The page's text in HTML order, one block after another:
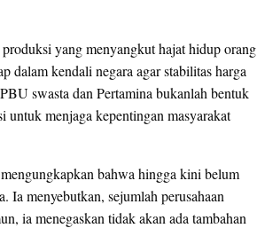
yang menyangkut hajat hidup orang
dalam kendali negara agar stabilitas harga
swasta dan Pertamina bukanlah bentuk
untuk menjaga kepentingan masyarakat
bahwa hingga kini belum
Ia menyebutkan, sejumlah perusahaan
ia menegaskan tidak akan ada tambahan